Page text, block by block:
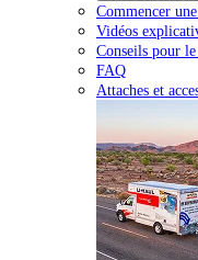
Commencer
Vidéos
Conseils pour
FAQ
Attaches et